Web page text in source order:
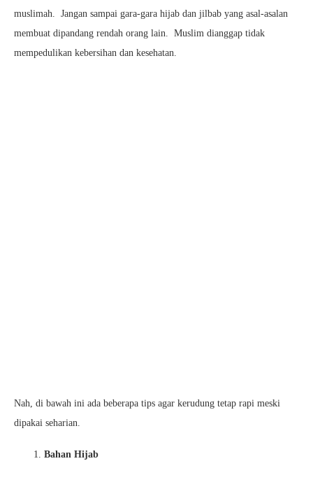
muslimah. Jangan sampai gara-gara hijab dan jilbab yang asal-asalan
membuat dipandang rendah orang lain. Muslim dianggap tidak
mempedulikan kebersihan dan kesehatan.
Nah, di bawah ini ada beberapa tips agar kerudung tetap rapi meski
dipakai seharian.
Bahan Hijab